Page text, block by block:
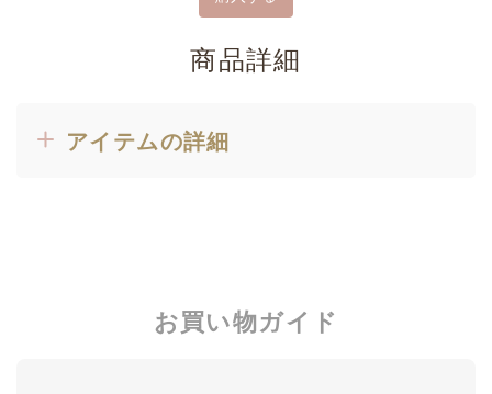
商品詳細
アイテムの詳細
お買い物ガイド